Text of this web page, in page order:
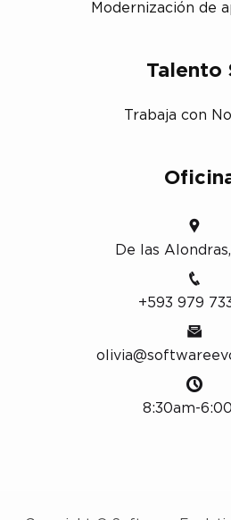
Modernización de
Talento
Trabaja con
De las Alondras,
+593 979
8:30am-